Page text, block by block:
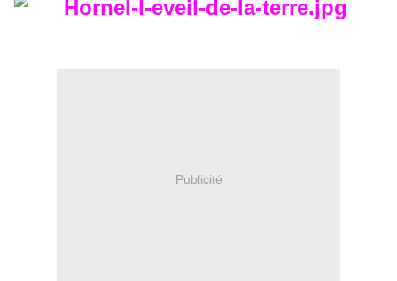
Publicité